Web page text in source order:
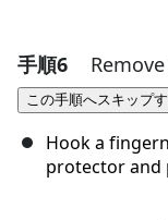
コメントを追
手順6
この手順へスキップ
Hook a
protector and